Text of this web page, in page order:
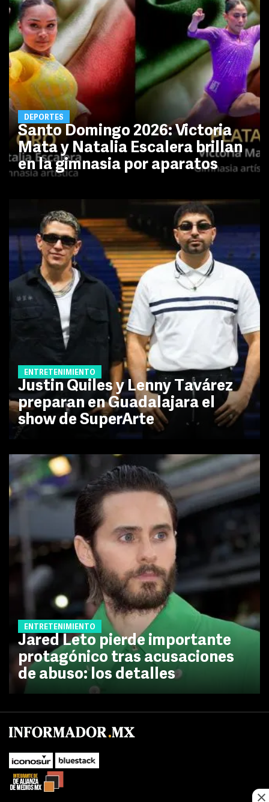
DEPORTES
Santo Domingo 2026: Victoria
Mata y Natalia Escalera brillan
en la gimnasia por aparatos
ENTRETENIMIENTO
Justin Quiles y Lenny Tavárez
preparan en Guadalajara el
show de SuperArte
ENTRETENIMIENTO
Jared Leto pierde importante
protagónico tras acusaciones
de abuso: los detalles